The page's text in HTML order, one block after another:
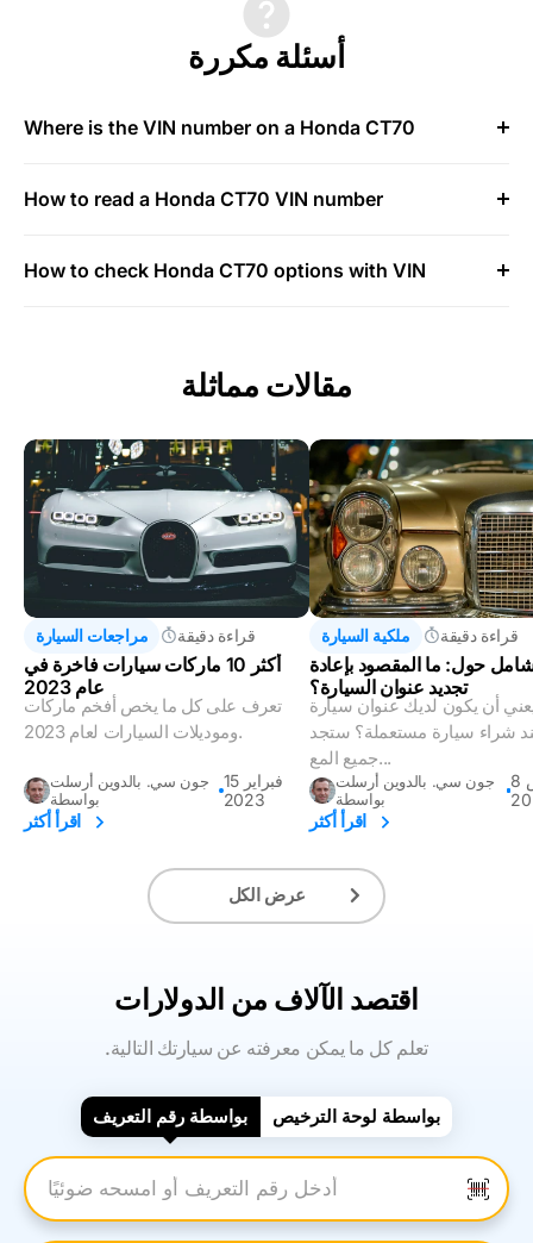
أسئلة مكررة
Where is the VIN number on a Honda CT70
How to read a Honda CT70 VIN number
How to check Honda CT70 options with VIN
مقالات مماثلة
مراجعات السيارة قراءة دقيقة
أكثر 10 ماركات سيارات فاخرة في
عام 2023
تعرف على كل ما يخص أفخم ماركات
وموديلات السيارات لعام 2023.
جون سي. بالدوين أرسلت
بواسطة
15 فبراير
2023
اقرأ أكثر
ملكية السيارة قراءة دقيقة
حول: ما المقصود بإعادة
تجديد عنوان السيارة؟
أن يكون لديك عنوان سيارة
شراء سيارة مستعملة؟ ستجد
جميع المع...
جون سي. بالدوين أرسلت
بواسطة
8 مارس
اقرأ أكثر
عرض الكل
اقتصد الآلاف من الدولارات
.تعلم كل ما يمكن معرفته عن سيارتك التالية
بواسطة رقم التعريف بواسطة لوحة الترخيص
أدخل رقم التعريف